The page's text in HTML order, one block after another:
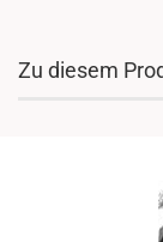
Zu diesem